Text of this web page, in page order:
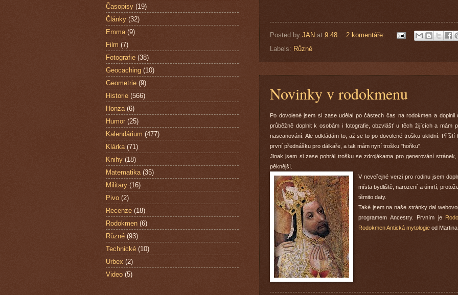
Posted by JAN at 9:48
2 komentáře:
Labels: Různé
Novinky v rodokmenu
Po dovolené jsem si zase udělal po částech čas na rodokmen a
průběžně doplnit k osobám i fotografie, obzvlášť u těch žijících a mám
nascanování. Ale odkládám to, až se to po dovolené trošku uklidní.
první přednášku pro dálkaře, a tak mám nyní trošku "hoňku".
Jinak jsem si zase pohrál trošku se zdrojákama pro generování
pěknější.
V neveřejné verzi pro rodinu jsem
místa bydliště, narození a úmrtí,
těmito daty.
Také jsem na naše stránky dal
programem Ancestry. Prvním je
Rodokmen Antická mytologie od
Časopisy (19)
Články (32)
Emma (9)
Film (7)
Fotografie (38)
Geocaching (10)
Geometrie (9)
Historie (566)
Honza (6)
Humor (25)
Kalendárium (477)
Klárka (71)
Knihy (18)
Matematika (35)
Military (16)
Pivo (2)
Recenze (18)
Rodokmen (6)
Různé (93)
Technické (10)
Urbex (2)
Video (5)